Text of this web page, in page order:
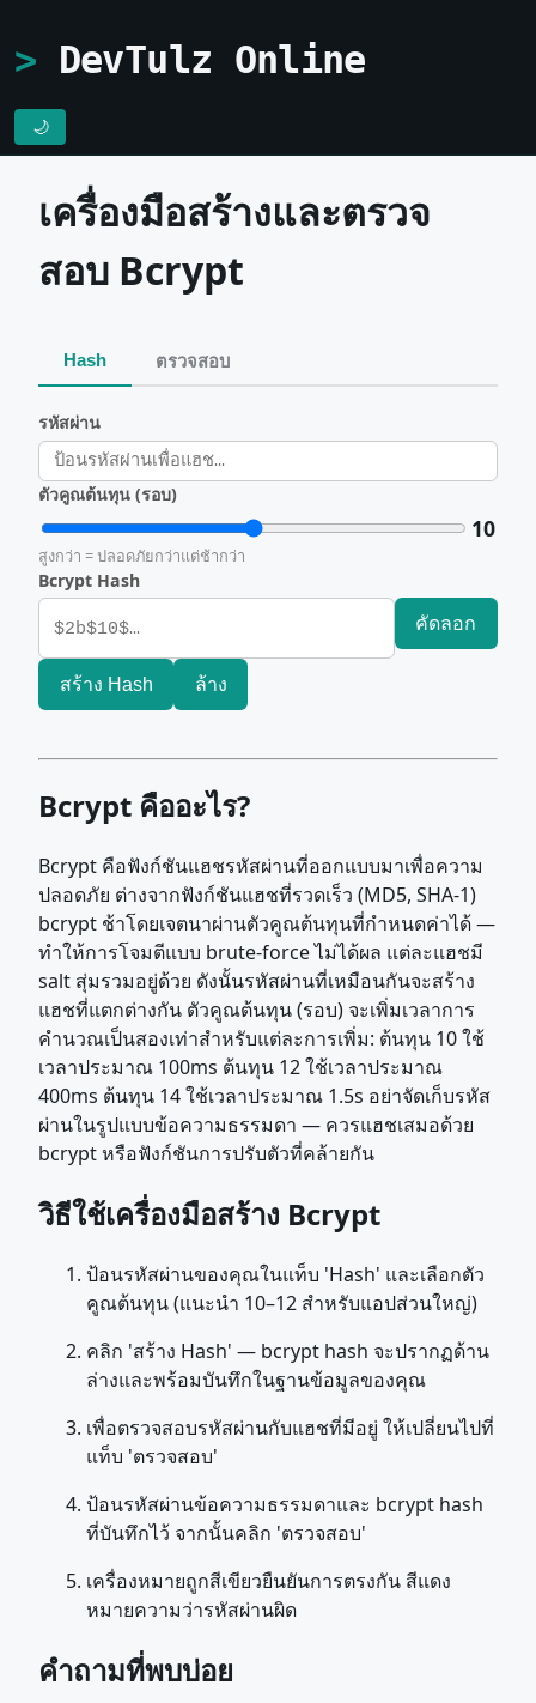
DevTulz Online
🌙
เครื่องมือสร้างและตรวจ
สอบ Bcrypt
Hash ตรวจสอบ
รหัสผ่าน
ตัวคูณต้นทุน (รอบ)
10
สูงกว่า = ปลอดภัยกว่าแต่ช้ากว่า
Bcrypt Hash
คัดลอก
สร้าง Hash ล้าง
Bcrypt คืออะไร?
Bcrypt คือฟังก์ชันแฮชรหัสผ่านที่ออกแบบมาเพื่อความ
ปลอดภัย ต่างจากฟังก์ชันแฮชที่รวดเร็ว (MD5, SHA-1)
bcrypt ช้าโดยเจตนาผ่านตัวคูณต้นทุนที่กำหนดค่าได้ —
ทำให้การโจมตีแบบ brute-force ไม่ได้ผล แต่ละแฮชมี
salt สุ่มรวมอยู่ด้วย ดังนั้นรหัสผ่านที่เหมือนกันจะสร้าง
แฮชที่แตกต่างกัน ตัวคูณต้นทุน (รอบ) จะเพิ่มเวลาการ
คำนวณเป็นสองเท่าสำหรับแต่ละการเพิ่ม: ต้นทุน 10 ใช้
เวลาประมาณ 100ms ต้นทุน 12 ใช้เวลาประมาณ
400ms ต้นทุน 14 ใช้เวลาประมาณ 1.5s อย่าจัดเก็บรหัส
ผ่านในรูปแบบข้อความธรรมดา — ควรแฮชเสมอด้วย
bcrypt หรือฟังก์ชันการปรับตัวที่คล้ายกัน
วิธีใช้เครื่องมือสร้าง Bcrypt
ป้อนรหัสผ่านของคุณในแท็บ 'Hash' และเลือกตัว
คูณต้นทุน (แนะนำ 10–12 สำหรับแอปส่วนใหญ่)
คลิก 'สร้าง Hash' — bcrypt hash จะปรากฏด้าน
ล่างและพร้อมบันทึกในฐานข้อมูลของคุณ
เพื่อตรวจสอบรหัสผ่านกับแฮชที่มีอยู่ ให้เปลี่ยนไปที่
แท็บ 'ตรวจสอบ'
ป้อนรหัสผ่านข้อความธรรมดาและ bcrypt hash
ที่บันทึกไว้ จากนั้นคลิก 'ตรวจสอบ'
เครื่องหมายถูกสีเขียวยืนยันการตรงกัน สีแดง
หมายความว่ารหัสผ่านผิด
คำถามที่พบบ่อย